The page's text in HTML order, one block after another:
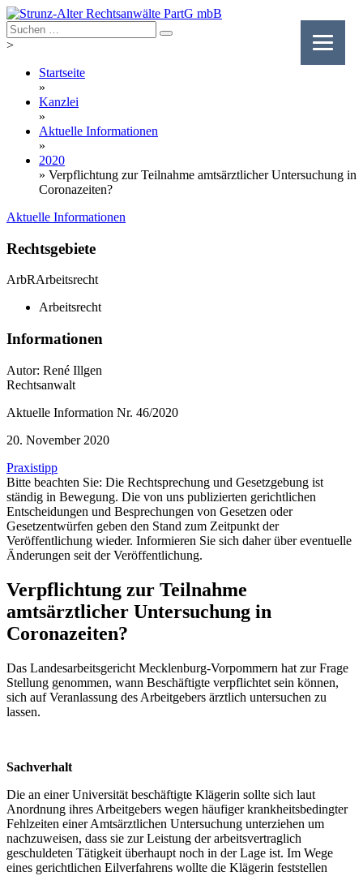
Skip
to
content
>
Startseite
»
Kanzlei
»
Aktuelle Informationen
»
2020
» Verpflichtung zur Teilnahme amtsärztlicher Untersuchung in
Coronazeiten?
Aktuelle Informationen
Rechtsgebiete
ArbRArbeitsrecht
Arbeitsrecht
Informationen
Autor: René Illgen
Rechtsanwalt
Aktuelle Information Nr. 46/2020
20. November 2020
Praxistipp
Bitte beachten Sie: Die Rechtsprechung und Gesetzgebung ist
ständig in Bewegung. Die von uns publizierten gerichtlichen
Entscheidungen und Besprechungen von Gesetzen oder
Gesetzentwürfen geben den Stand zum Zeitpunkt der
Veröffentlichung wieder. Informieren Sie sich daher über eventuelle
Änderungen seit der Veröffentlichung.
Verpflichtung zur Teilnahme
amtsärztlicher Untersuchung in
Coronazeiten?
Das Landesarbeitsgericht Mecklenburg-Vorpommern hat zur Frage
Stellung genommen, wann Beschäftigte verpflichtet sein können,
sich auf Veranlassung des Arbeitgebers ärztlich untersuchen zu
lassen.
Sachverhalt
Die an einer Universität beschäftigte Klägerin sollte sich laut
Anordnung ihres Arbeitgebers wegen häufiger krankheitsbedingter
Fehlzeiten einer Amtsärztlichen Untersuchung unterziehen um
nachzuweisen, dass sie zur Leistung der arbeitsvertraglich
geschuldeten Tätigkeit überhaupt noch in der Lage ist. Im Wege
eines gerichtlichen Eilverfahrens wollte die Klägerin feststellen